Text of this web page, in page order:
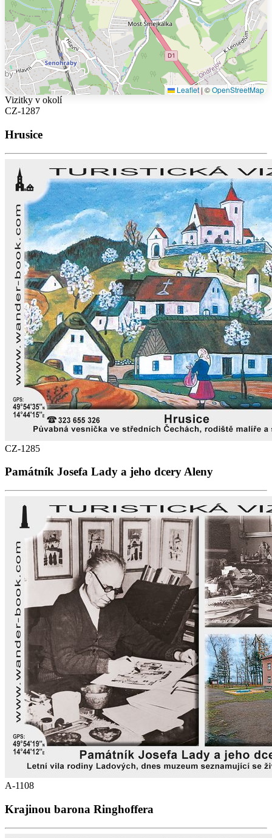
Leaflet|©OpenStreetMap
Vizitky v okolí
CZ-1287
Hrusice
CZ-1285
Památník Josefa Lady a jeho dcery Aleny
A-1108
Krajinou barona Ringhoffera